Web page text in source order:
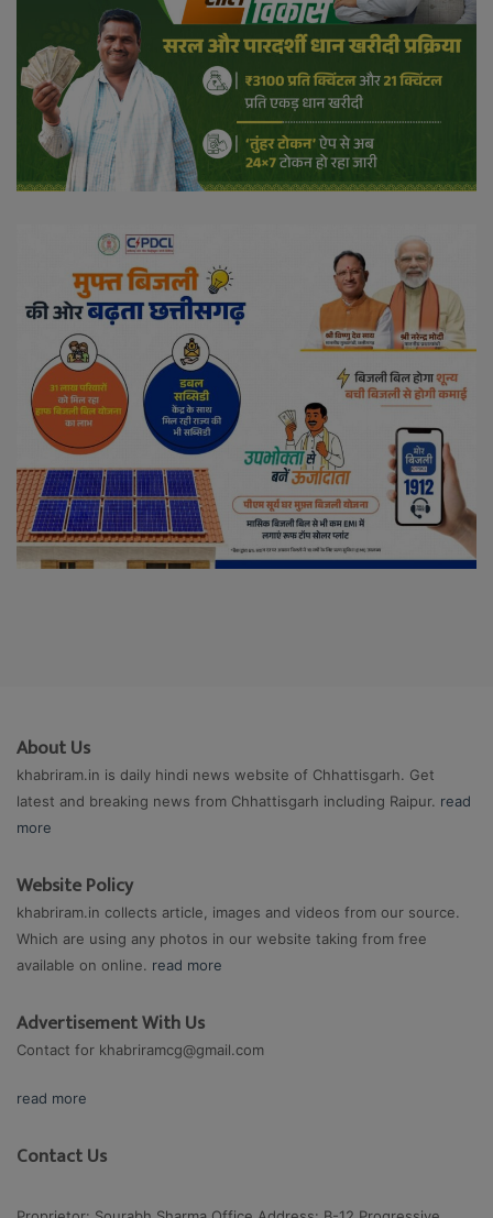
About Us
khabriram.in is daily hindi news website of Chhattisgarh. Get
latest and breaking news from Chhattisgarh including Raipur. read
more
Website Policy
khabriram.in collects article, images and videos from our source.
Which are using any photos in our website taking from free
available on online. read more
Advertisement With Us
Contact for khabriramcg@gmail.com
read more
Contact Us